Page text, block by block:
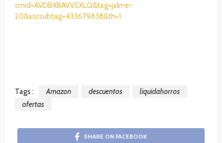
smid=AVDBXBAVVSXLQ&tag=jalme-
20&ascsubtag=433679838&th=1
Tags : Amazon descuentos
liquidahorros
ofertas
SHARE ON FACEBOOK